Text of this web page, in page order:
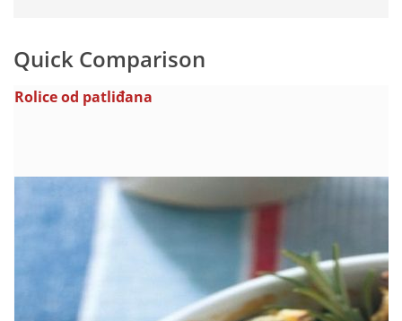
Quick Comparison
Rolice od patliđana